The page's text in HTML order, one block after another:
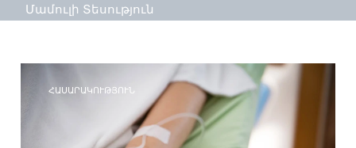
Մամուլի Տեսություն
ՀԱՍԱՐԱԿՈՒԹՅՈՒՆ